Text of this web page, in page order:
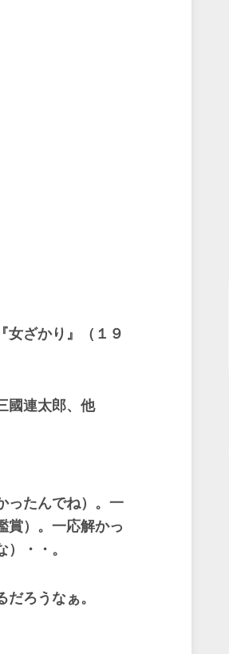
女ざかり』（１９
國連太郎、他
ったんでね）。一
賞）。一応解かっ
・・。
ろうなぁ。